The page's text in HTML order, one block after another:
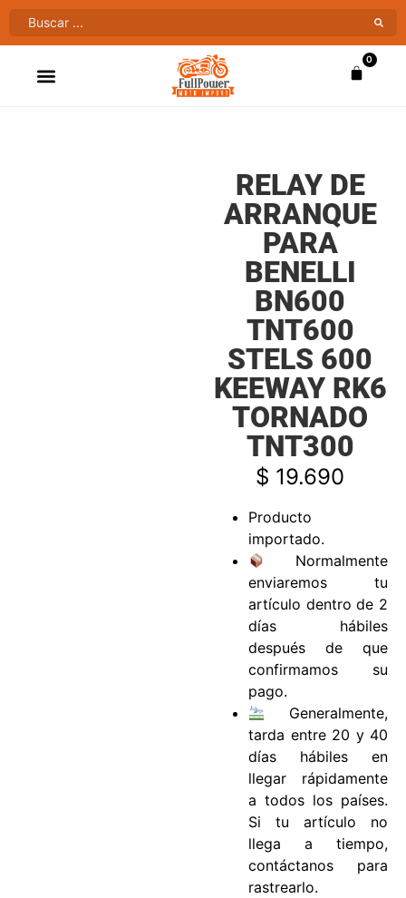
0
RELAY DE
ARRANQUE
PARA
BENELLI
BN600
TNT600
STELS 600
KEEWAY RK6
TORNADO
TNT300
$ 19.690
Producto
importado.
Normalmente
enviaremos tu
artículo dentro de 2
días hábiles
después de que
confirmamos su
pago.
Generalmente,
tarda entre 20 y 40
días hábiles en
llegar rápidamente
a todos los países.
Si tu artículo no
llega a tiempo,
contáctanos para
rastrearlo.